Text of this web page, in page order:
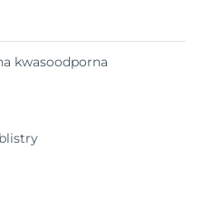
kwasoodporna